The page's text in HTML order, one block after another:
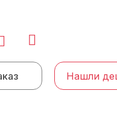
Нашли